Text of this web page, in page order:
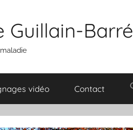
Guillain-Barré
vidéo Contact